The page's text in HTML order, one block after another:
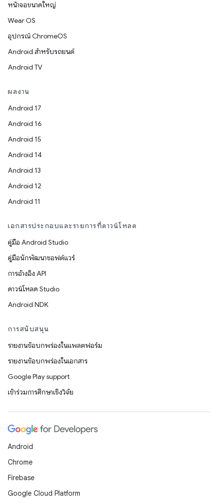
หน้าจอขนาดใหญ่
Wear OS
อุปกรณ์ ChromeOS
Android สำหรับรถยนต์
Android TV
ผลงาน
Android 17
Android 16
Android 15
Android 14
Android 13
Android 12
Android 11
เอกสารประกอบและรายการที่ดาวน์โหลด
คู่มือ Android Studio
คู่มือนักพัฒนาซอฟต์แวร์
การอ้างอิง API
ดาวน์โหลด Studio
Android NDK
การสนับสนุน
รายงานข้อบกพร่องในแพลตฟอร์ม
รายงานข้อบกพร่องในเอกสาร
Google Play support
เข้าร่วมการศึกษาเชิงวิจัย
Android
Chrome
Firebase
Google Cloud Platform